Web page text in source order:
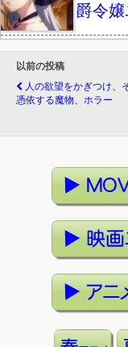
爵令
以前の投稿
人の欲望をかぎつけ、
憑依する魔物、ホラー